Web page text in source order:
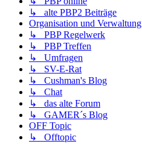
↳ alte PBP2 Beiträge
Organisation und Verwaltung
↳ PBP Regelwerk
↳ PBP Treffen
↳ Umfragen
↳ SV-E-Rat
↳ Cushman's Blog
↳ Chat
↳ das alte Forum
↳ GAMER´s Blog
OFF Topic
↳ Offtopic